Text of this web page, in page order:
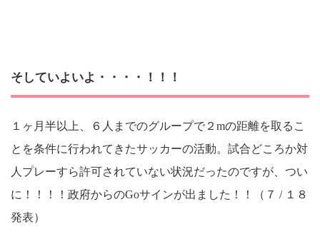
そしていよいよ・・・・！！！
１ヶ月半以上、６人までのグループで２mの距離を取るこ
とを条件に行われてきたサッカーの活動。試合どころか対
人プレーすら許可されていない状況だったのですが、つい
に！！！！政府からのGoサインが出ました！！（７ / １８
発表）